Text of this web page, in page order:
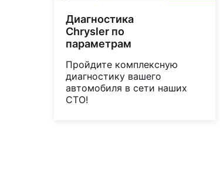
Диагностика
Chrysler по
параметрам
Пройдите комплексную
диагностику вашего
автомобиля в сети наших
СТО!